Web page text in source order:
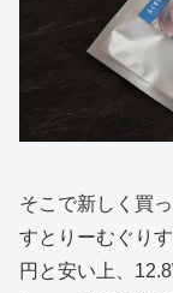
そこで新しく買
すとりーむぐり
円と安い上、